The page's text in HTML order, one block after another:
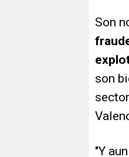
Son
son
"Y